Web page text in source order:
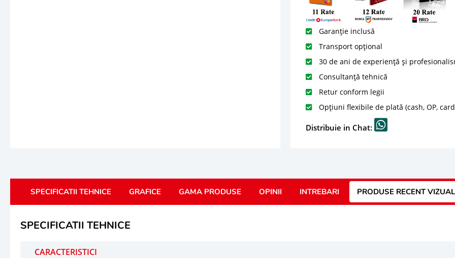
Garanție inclusă
Transport opțional
30 de ani de experiență și
Consultanță tehnică
Retur conform legii
Opțiuni flexibile de plată (cash, OP,
Distribuie in Chat:
SPECIFICATII TEHNICE GRAFICE GAMA PRODUSE OPINII INTREBARI PRODUSE RECENT
SPECIFICATII TEHNICE
CARACTERISTICI